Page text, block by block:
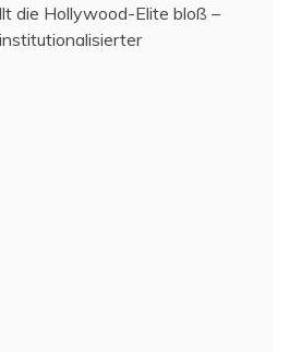
die Hollywood-Elite bloß –